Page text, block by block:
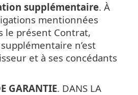
supplémentaire. À
mentionnées
le présent Contrat,
n’est
et à ses concédants
GARANTIE. DANS LA